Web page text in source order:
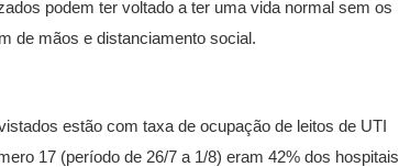
podem ter voltado a ter uma vida normal sem os
de mãos e distanciamento social.
estão com taxa de ocupação de leitos de UTI
17 (período de 26/7 a 1/8) eram 42% dos hospitais